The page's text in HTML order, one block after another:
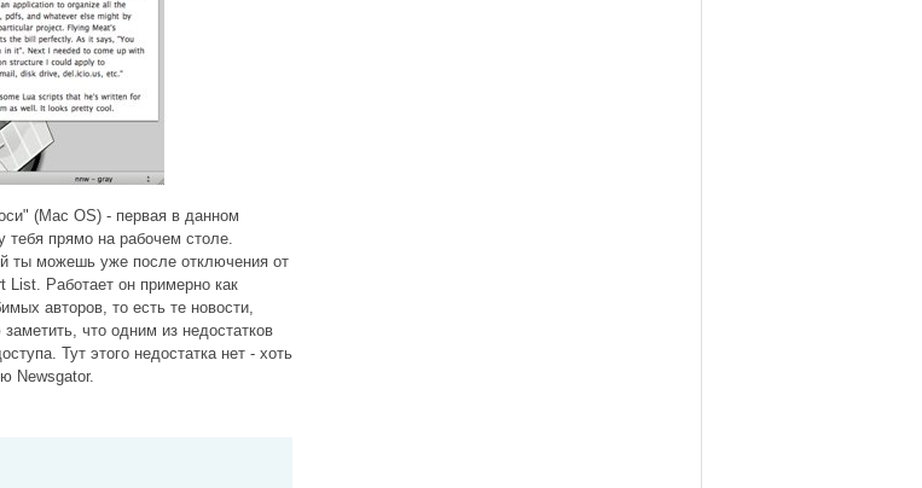
(Mac OS) - первая в данном
тебя прямо на рабочем столе.
ты можешь уже после отключения от
Работает он примерно как
авторов, то есть те новости,
что одним из недостатков
Тут этого недостатка нет - хоть
Newsgator.